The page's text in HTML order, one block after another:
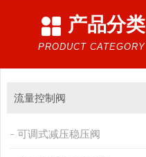
产品分类
PRODUCT CATEGORY
流量控制阀
可调式减压稳压阀